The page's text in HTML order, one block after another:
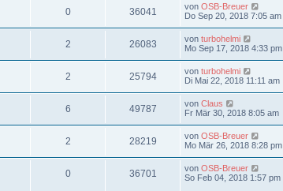
0 36041 von OSB-Breuer
Do Sep 20, 2018 7:05 am
2 26083 von turbohelmi
Mo Sep 17, 2018 4:33 pm
2 25794 von turbohelmi
Di Mai 22, 2018 11:11 am
6 49787 von Claus
Fr Mär 30, 2018 8:05 am
2 28219 von OSB-Breuer
Mo Mär 26, 2018 8:28 pm
0 36701 von OSB-Breuer
So Feb 04, 2018 1:57 pm